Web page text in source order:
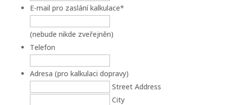
E-mail pro zaslání kalkulace*
(nebude nikde zveřejněn)
Telefon
Adresa (pro kalkulaci dopravy)
Street Address
City